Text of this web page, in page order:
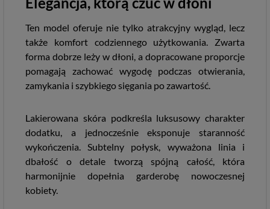
Ten model oferuje nie tylko atrakcyjny wygląd, lecz
także komfort codziennego użytkowania. Zwarta
forma dobrze leży w dłoni, a dopracowane proporcje
pomagają zachować wygodę podczas otwierania,
zamykania i szybkiego sięgania po zawartość.
Lakierowana skóra podkreśla luksusowy charakter
dodatku, a jednocześnie eksponuje staranność
wykończenia. Subtelny połysk, wyważona linia i
dbałość o detale tworzą spójną całość, która
harmonijnie dopełnia garderobę nowoczesnej
kobiety.